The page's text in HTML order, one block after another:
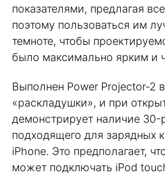
показателями, предлагая
поэтому пользоваться им
темноте, чтобы
было максимально ярким и
Выполнен Power Projector-2
«раскладушки», и при
демонстрирует наличие 30-
подходящего для зарядных
iPhone. Это предполагает,
может подключать iPod